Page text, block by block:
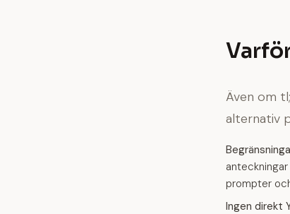
Även om
alternativ
prompter
Ingen direkt